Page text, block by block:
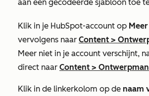
aan een gecodeerde sjabloon toe
Klik in je HubSpot-account op Meer
vervolgens naar Content >
Meer niet in je account verschijnt,
direct naar Content >
Klik in de linkerkolom op de naam